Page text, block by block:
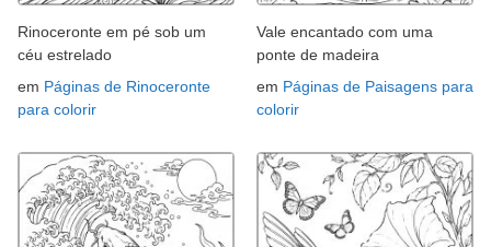
Rinoceronte em pé sob um
céu estrelado
em Páginas de Rinoceronte
para colorir
Vale encantado com uma
ponte de madeira
em Páginas de Paisagens para
colorir